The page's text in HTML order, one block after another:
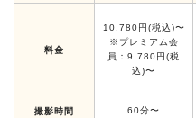
料金
10,780円(税込)〜
※プレミアム会
員：9,780円(税
込)〜
撮影時間 60分〜